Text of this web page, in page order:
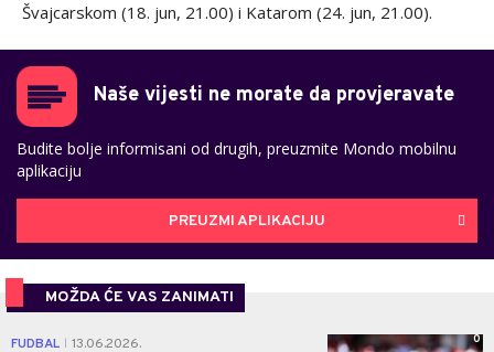
Švajcarskom (18. jun, 21.00) i Katarom (24. jun, 21.00).
Naše vijesti ne morate da provjeravate
Budite bolje informisani od drugih, preuzmite Mondo mobilnu
aplikaciju
PREUZMI APLIKACIJU
MOŽDA ĆE VAS ZANIMATI
FUDBAL 13.06.2026. 0